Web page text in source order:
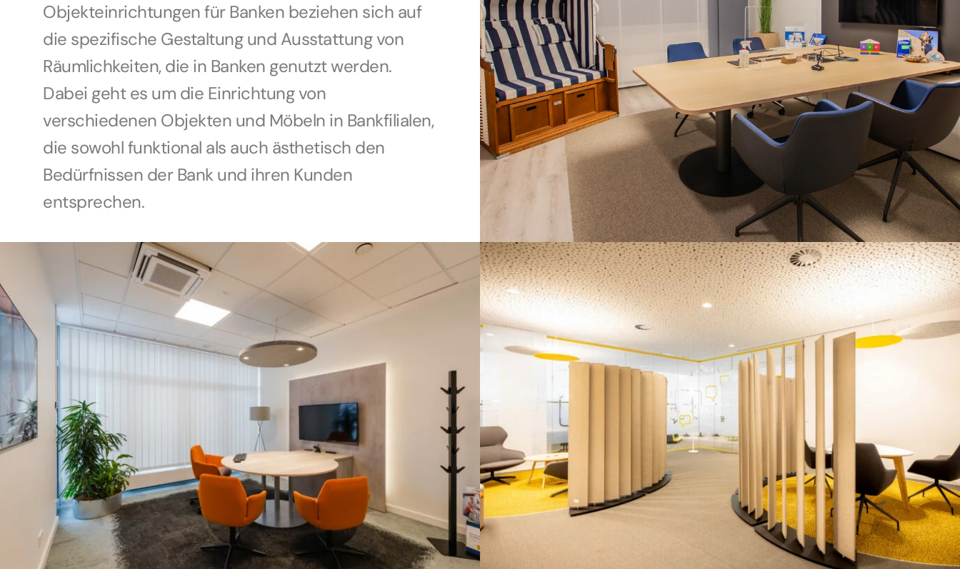
Objekteinrichtungen für Banken beziehen sich auf
die spezifische Gestaltung und Ausstattung von
Räumlichkeiten, die in Banken genutzt werden.
Dabei geht es um die Einrichtung von
verschiedenen Objekten und Möbeln in Bankfilialen,
die sowohl funktional als auch ästhetisch den
Bedürfnissen der Bank und ihren Kunden
entsprechen.